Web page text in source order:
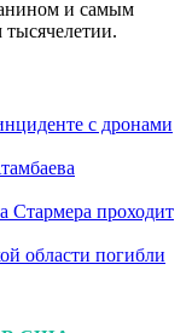
и самым
с дронами
Стармера проходит
области погибли